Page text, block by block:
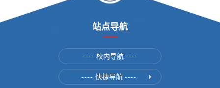
站点导航
---- 校内导航 ----
---- 快捷导航 ----